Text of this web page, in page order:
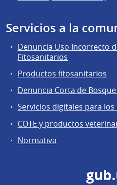
Servicios a la
Denuncia Uso Incorrecto
Fitosanitarios
Productos fitosanitarios
Denuncia Corta de
Servicios digitales para
COTE y productos
Normativa